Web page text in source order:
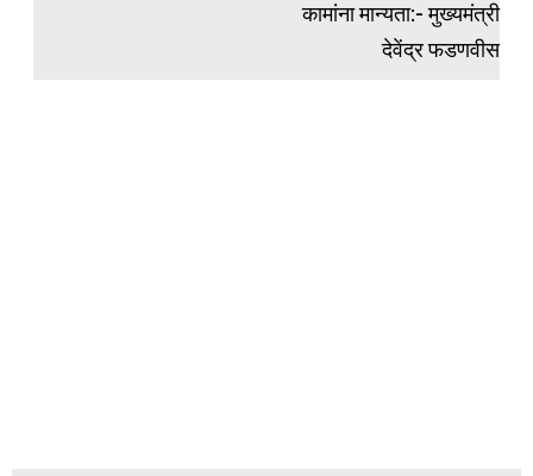
कामांना मान्यता:- मुख्यमंत्री
देवेंद्र फडणवीस